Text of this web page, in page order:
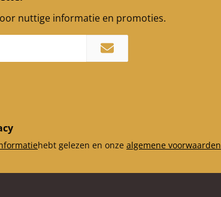
nuttige informatie en promoties.
hebt gelezen en onze algemene voorwaarden